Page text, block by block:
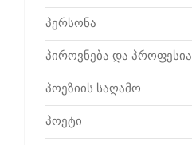
პერსონა
პიროვნება და პროფესია
პოეზიის საღამო
პოეტი